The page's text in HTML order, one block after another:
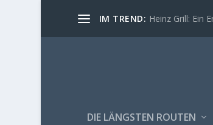
IM TREND: Heinz Grill: Ein
DIE LÄNGSTEN ROUTEN